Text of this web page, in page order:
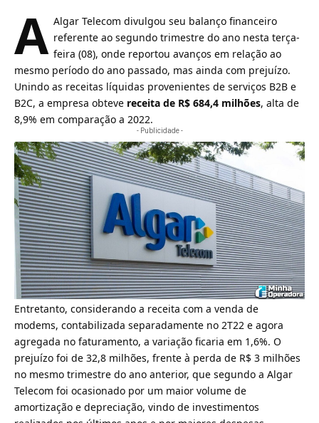
A Algar Telecom divulgou seu balanço financeiro
referente ao segundo trimestre do ano nesta terça-
feira (08), onde reportou avanços em relação ao
mesmo período do ano passado, mas ainda com prejuízo.
Unindo as receitas líquidas provenientes de serviços B2B e
B2C, a empresa obteve receita de R$ 684,4 milhões, alta de
8,9% em comparação a 2022.
- Publicidade -
Entretanto, considerando a receita com a venda de
modems, contabilizada separadamente no 2T22 e agora
agregada no faturamento, a variação ficaria em 1,6%. O
prejuízo foi de 32,8 milhões, frente à perda de R$ 3 milhões
no mesmo trimestre do ano anterior, que segundo a Algar
Telecom foi ocasionado por um maior volume de
amortização e depreciação, vindo de investimentos